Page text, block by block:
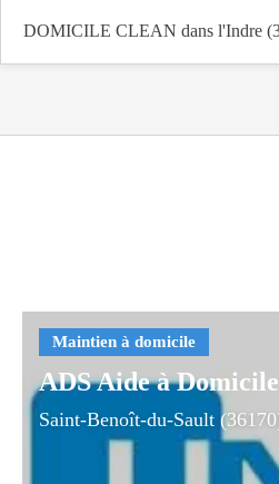
DOMICILE CLEAN dans l'Indre
ADS Aide à
Saint-Benoît-du-Sault